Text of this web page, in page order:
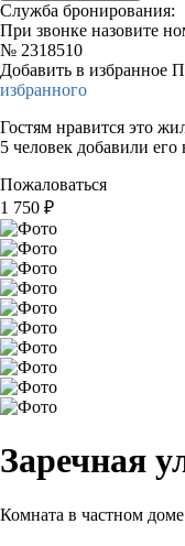
Служба бронирования:
При звонке назовите
№ 2318510
Добавить в избранное
избранного
Гостям нравится это
5 человек добавили
Пожаловаться
1 750 ₽
Заречная
Комната в частном доме